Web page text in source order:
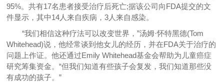
95%。共有17名患者接受治疗后死亡;据该公司向FDA提交的文
件显示，其中14人来自疾病，3人来自感染。
“我们相信这种疗法可以改变世界，”汤姆·怀特黑德(Tom
Whitehead)说，他经常谈到他女儿的经历，并在FDA关于治疗的
问题上作证。他还通过Emily Whitehead基金会帮助为儿童癌症
研究筹集资金。“但我们知道有些孩子会复发，我们知道那些没
有成功的孩子。”